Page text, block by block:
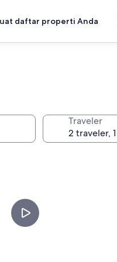
daftar properti Anda
Traveler